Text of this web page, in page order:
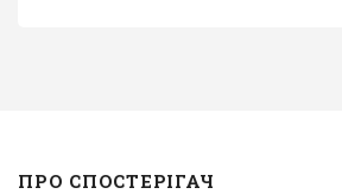
ПРО СПОСТЕРІГАЧ